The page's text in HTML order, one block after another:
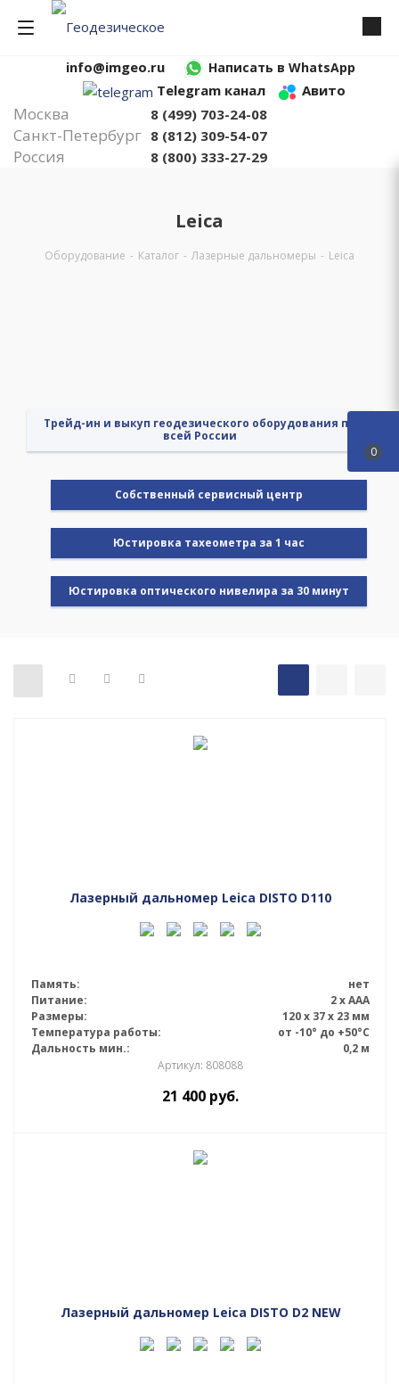
info@imgeo.ru Написать в WhatsApp
Telegram канал Авито
Москва 8 (499) 703-24-08
Санкт-Петербург 8 (812) 309-54-07
Россия 8 (800) 333-27-29
Leica
Оборудование - Каталог - Лазерные дальномеры - Leica
Трейд-ин и выкуп геодезического оборудования по
всей России
Cобственный сервисный центр
Юстировка тахеометра за 1 час
Юстировка оптического нивелира за 30 минут
Лазерный дальномер Leica DISTO D110
Память:
нет
Питание:
2 x AAA
Размеры:
120 x 37 x 23 мм
Температура работы:
от -10° до +50°С
Дальность мин.:
0,2 м
Артикул: 808088
21 400 руб.
Лазерный дальномер Leica DISTO D2 NEW
0